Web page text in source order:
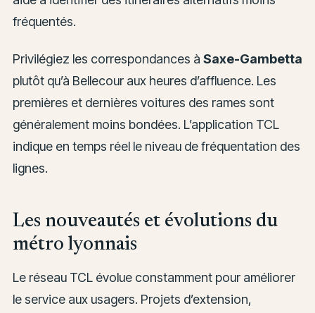
fréquentés.
Privilégiez les correspondances à Saxe-Gambetta
plutôt qu’à Bellecour aux heures d’affluence. Les
premières et dernières voitures des rames sont
généralement moins bondées. L’application TCL
indique en temps réel le niveau de fréquentation des
lignes.
Les nouveautés et évolutions du
métro lyonnais
Le réseau TCL évolue constamment pour améliorer
le service aux usagers. Projets d’extension,